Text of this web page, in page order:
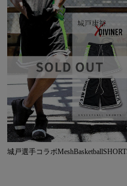
城戸選手コラボ